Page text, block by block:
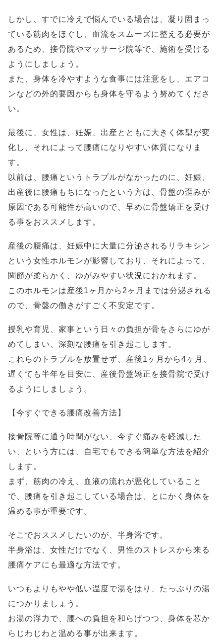
しかし、すでに冷えで悩んでいる場合は、凝り固まっ
ている筋肉をほぐし、血流をスムーズに整える必要が
あるため、接骨院やマッサージ院等で、施術を受ける
ようにしましょう。
また、身体を冷やすような食事には注意をし、エアコ
ンなどの外的要因からも身体を守るよう努めてくださ
い。
最後に、女性は、妊娠、出産とともに大きく体型が変
化し、それによって腰痛になりやすい体質になりま
す。
以前は、腰痛というトラブルがなかったのに、妊娠、
出産後に腰痛もちになったという方は、骨盤の歪みが
原因である可能性が高いので、早めに骨盤矯正を受け
る事をおススメします。
産後の腰痛は、妊娠中に大量に分泌されるリラキシン
という女性ホルモンが影響しており、それによって、
関節が柔らかく、ゆがみやすい状況におかれます。
このホルモンは産後1ヶ月から2ヶ月までは分泌される
ので、骨盤の働きがすごく不安定です。
授乳や育児、家事という日々の負担が骨をさらにゆが
めてしまい、深刻な腰痛を引き起こします。
これらのトラブルを放置せず、産後1ヶ月から4ヶ月、
遅くても半年を目安に、産後骨盤矯正を接骨院で受け
るようにしましょう。
【今すぐできる腰痛改善方法】
接骨院等に通う時間がない、今すぐ痛みを軽減した
い、という方には、自宅でもできる簡単な方法を紹介
します。
まず、筋肉の冷え、血液の流れが悪化していること
で、腰痛を引き起こしている場合は、とにかく身体を
温める事が重要です。
そこでおススメしたいのが、半身浴です。
半身浴は、女性だけでなく、男性のストレスから来る
腰痛ケアにも最適な方法です。
いつもよりもやや低い温度で湯をはり、たっぷりの湯
につかりましょう。
お湯の浮力で、腰への負担を和らげつつ、身体を芯か
らじわじわと温める事が出来ます。